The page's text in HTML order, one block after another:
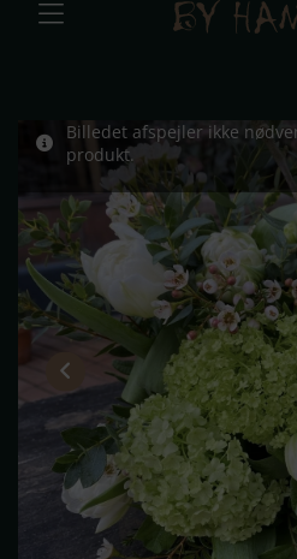
Billedet afspejler ikke
produkt.​